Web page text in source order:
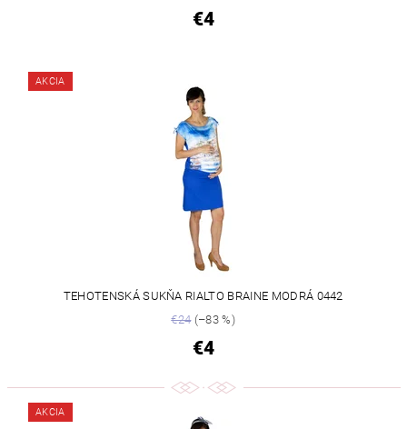
€4
AKCIA
TEHOTENSKÁ SUKŇA RIALTO BRAINE MODRÁ 0442
€24(–83 %)
€4
AKCIA